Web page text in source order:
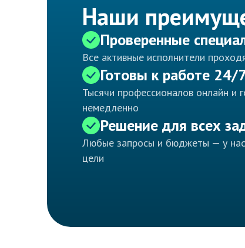
Наши
Проверенные
Все активные исполнители
Готовы к работе 24/
Тысячи профессионалов онлайн и
немедленно
Решение для всех
Любые запросы и бюджеты — у
цели